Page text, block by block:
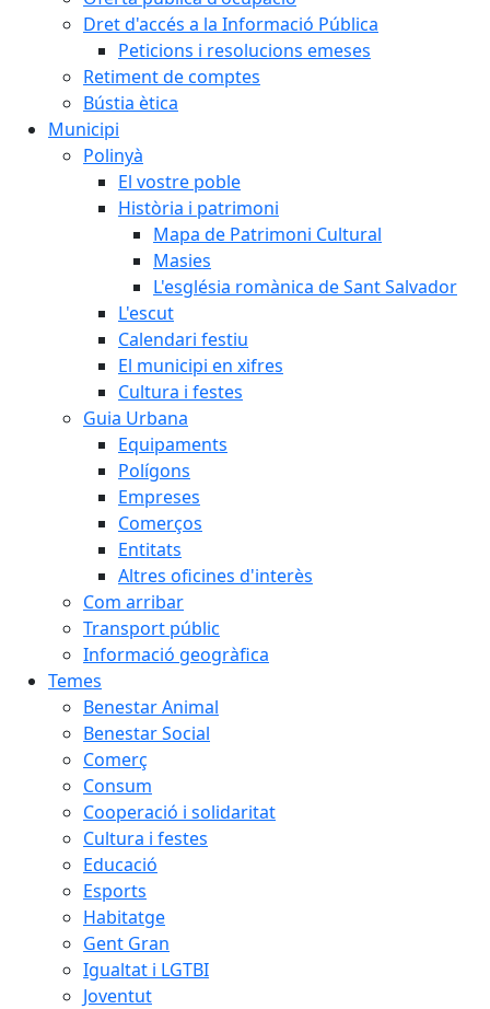
Dret d'accés a la Informació Pública
Peticions i resolucions emeses
Retiment de comptes
Bústia ètica
Municipi
Polinyà
El vostre poble
Història i patrimoni
Mapa de Patrimoni Cultural
Masies
L'església romànica de Sant Salvador
L'escut
Calendari festiu
El municipi en xifres
Cultura i festes
Guia Urbana
Equipaments
Polígons
Empreses
Comerços
Entitats
Altres oficines d'interès
Com arribar
Transport públic
Informació geogràfica
Temes
Benestar Animal
Benestar Social
Comerç
Consum
Cooperació i solidaritat
Cultura i festes
Educació
Esports
Habitatge
Gent Gran
Igualtat i LGTBI
Joventut